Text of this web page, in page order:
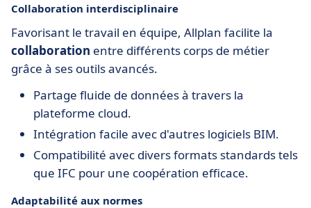
Collaboration interdisciplinaire
Favorisant le travail en équipe, Allplan facilite la
collaboration entre différents corps de métier
grâce à ses outils avancés.
Partage fluide de données à travers la
plateforme cloud.
Intégration facile avec d'autres logiciels BIM.
Compatibilité avec divers formats standards tels
que IFC pour une coopération efficace.
Adaptabilité aux normes